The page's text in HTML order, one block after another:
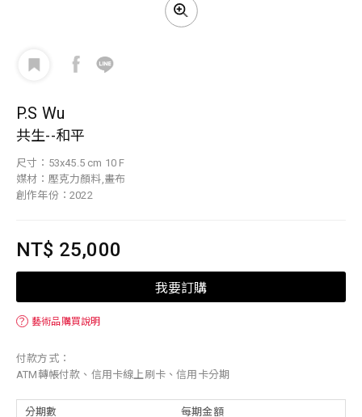
P.S Wu
共生--和平
尺寸：53x45.5 cm 10 F
媒材：壓克力顏料,畫布
創作年份：2022
NT$ 25,000
我要訂購
？ 藝術品購買說明
付款方式：
ATM轉帳付款、信用卡線上刷卡、信用卡分期
分期數 每期金額